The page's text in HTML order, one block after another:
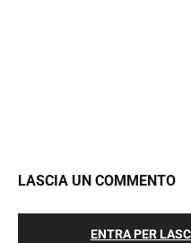
LASCIA UN COMMENTO
ENTRA PER